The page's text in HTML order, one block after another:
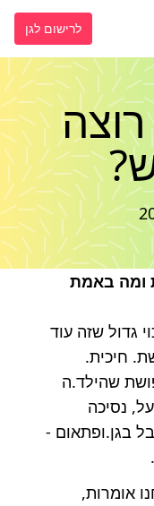
לרישום לגן
ומה באמת
גדול שזה עוד
חיכית.
שהילד.ה
נסיכה
בגן.ופתאום -
אומרות,